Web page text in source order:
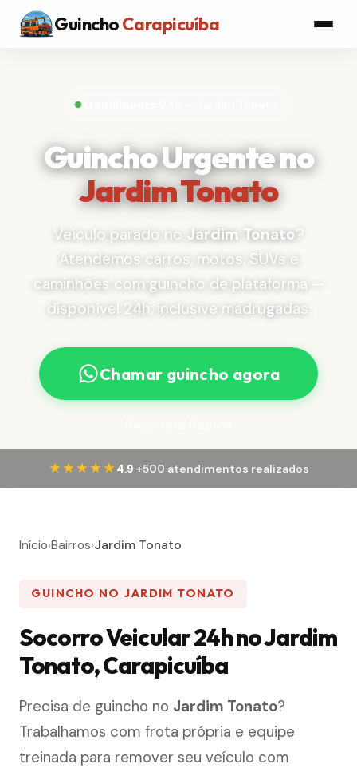
GuinchoCarapicuíba
Atendimento 24h — Jardim Tonato
Guincho Urgente no
Jardim Tonato
Veículo parado no Jardim Tonato?
Atendemos carros, motos, SUVs e
caminhões com guincho de plataforma —
disponível 24h, inclusive madrugadas.
Chamar guincho agora
★★★★★ 4.9·+500 atendimentos realizados
Início›Bairros›Jardim Tonato
GUINCHO NO JARDIM TONATO
Socorro Veicular 24h no Jardim
Tonato, Carapicuíba
Precisa de guincho no Jardim Tonato?
Trabalhamos com frota própria e equipe
treinada para remover seu veículo com